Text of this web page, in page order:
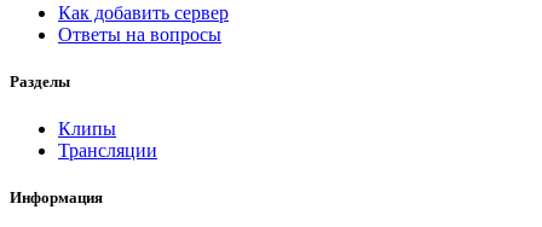
Как добавить сервер
Ответы на вопросы
Разделы
Клипы
Трансляции
Информация